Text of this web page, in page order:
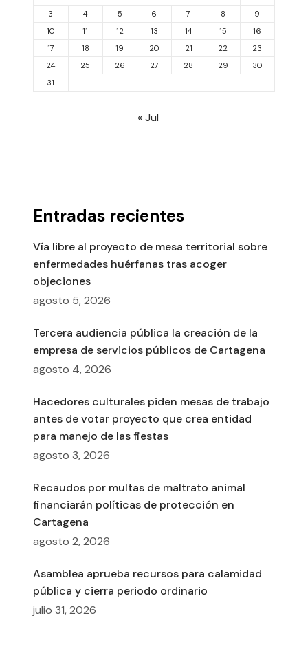
3
4 5 6 7 8
9
10
11 12 13 14 15
16
17
18 19 20 21 22
23
24
25 26 27 28 29
30
31
« Jul
Entradas recientes
Vía libre al proyecto de mesa territorial sobre
enfermedades huérfanas tras acoger
objeciones
agosto 5, 2026
Tercera audiencia pública la creación de la
empresa de servicios públicos de Cartagena
agosto 4, 2026
Hacedores culturales piden mesas de trabajo
antes de votar proyecto que crea entidad
para manejo de las fiestas
agosto 3, 2026
Recaudos por multas de maltrato animal
financiarán políticas de protección en
Cartagena
agosto 2, 2026
Asamblea aprueba recursos para calamidad
pública y cierra periodo ordinario
julio 31, 2026